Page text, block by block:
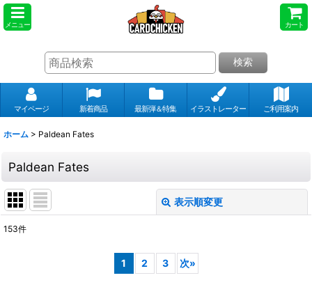
メニュー カート
検索
マイページ 新着商品 最新弾＆特集 イラストレーター ご利用案内
ホーム > Paldean Fates
Paldean Fates
表示順変更
153件
1 2 3 次»